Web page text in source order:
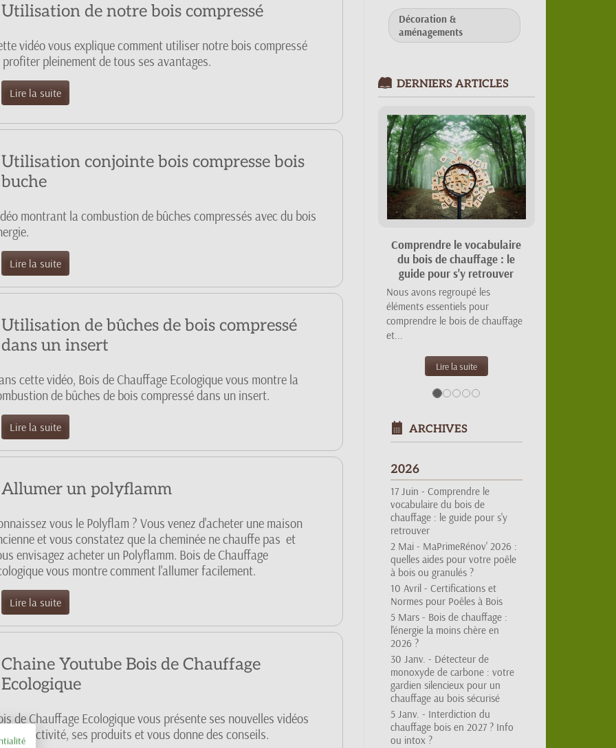
Utilisation de notre bois compressé
vidéo vous explique comment utiliser notre bois compressé
pleinement de tous ses avantages.
Lire la suite
Utilisation conjointe bois compresse bois
buche
montrant la combustion de bûches compressés avec du bois
Lire la suite
Utilisation de bûches de bois compressé
dans un insert
cette vidéo, Bois de Chauffage Ecologique vous montre la
de bûches de bois compressé dans un insert.
Lire la suite
Allumer un polyflamm
vous le Polyflam ? Vous venez d'acheter une maison
et vous constatez que la cheminée ne chauffe pas et
envisagez acheter un Polyflamm. Bois de Chauffage
vous montre comment l'allumer facilement.
Lire la suite
Chaine Youtube Bois de Chauffage
Ecologique
de Chauffage Ecologique vous présente ses nouvelles vidéos
son activité, ses produits et vous donne des conseils.
Décoration &
aménagements
DERNIERS ARTICLES
MaPrimeRénov' 2026 :
quelles aides pour votre
poêle à bois ou granulés ?
Tout sur les barèmes
MaPrimeRénov' 2026 pour le
chauffage au bois : forfaits,...
17 Juin -Comprendre le
vocabulaire du bois de
chauffage : le guide pour s'y
retrouver
2 Mai -MaPrimeRénov' 2026 :
quelles aides pour votre poêle
à bois ou granulés ?
10 Avril - Certifications et
Normes pour Poêles à Bois
5 Mars -Bois de chauffage :
l'énergie la moins chère en
2026 ?
30 Janv. -
monoxyde de carbone : votre
gardien silencieux pour un
chauffage au bois sécurisé
5 Janv. -Interdiction du
chauffage bois en 2027 ? Info
ou intox ?